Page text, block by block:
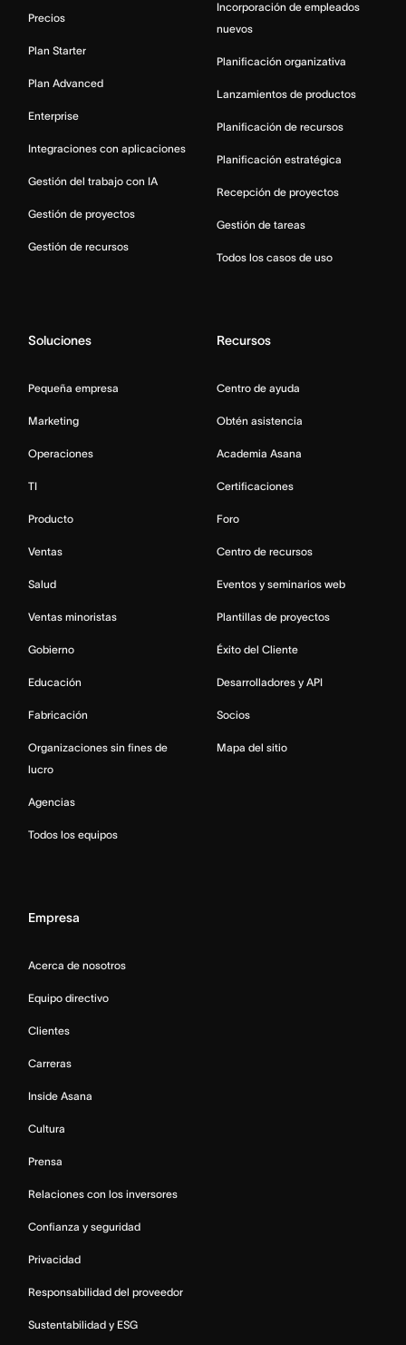
Precios
Plan Starter
Plan Advanced
Enterprise
Integraciones con aplicaciones
Gestión del trabajo con IA
Gestión de proyectos
Gestión de recursos
Incorporación de empleados
nuevos
Planificación organizativa
Lanzamientos de productos
Planificación de recursos
Planificación estratégica
Recepción de proyectos
Gestión de tareas
Todos los casos de uso
Soluciones
Pequeña empresa
Marketing
Operaciones
TI
Producto
Ventas
Salud
Ventas minoristas
Gobierno
Educación
Fabricación
Organizaciones sin fines de
lucro
Agencias
Todos los equipos
Recursos
Centro de ayuda
Obtén asistencia
Academia Asana
Certificaciones
Foro
Centro de recursos
Eventos y seminarios web
Plantillas de proyectos
Éxito del Cliente
Desarrolladores y API
Socios
Mapa del sitio
Empresa
Acerca de nosotros
Equipo directivo
Clientes
Carreras
Inside Asana
Cultura
Prensa
Relaciones con los inversores
Confianza y seguridad
Privacidad
Responsabilidad del proveedor
Sustentabilidad y ESG